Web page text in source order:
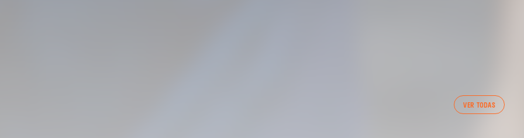
VER TODAS
ENTRENAMIENTO MATINAL DEL VALENCIA CF